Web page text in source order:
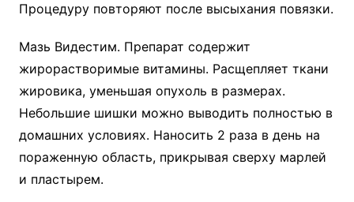
Процедуру повторяют после высыхания повязки.
Мазь Видестим. Препарат содержит
жирорастворимые витамины. Расщепляет ткани
жировика, уменьшая опухоль в размерах.
Небольшие шишки можно выводить полностью в
домашних условиях. Наносить 2 раза в день на
пораженную область, прикрывая сверху марлей
и пластырем.